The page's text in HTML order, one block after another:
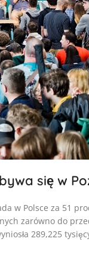
się w
w Polsce za 51
zarówno do
289,225